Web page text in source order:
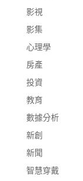
影視
影集
心理學
房產
投資
教育
數據分析
新創
新聞
智慧穿戴